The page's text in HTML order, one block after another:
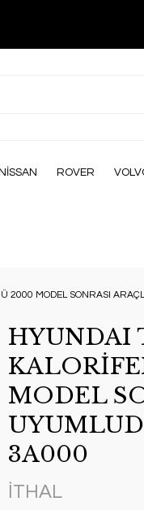
NİSSAN ROVER
2000 MODEL SONRASI
HYUNDAI
MODEL
3A000
İTHAL